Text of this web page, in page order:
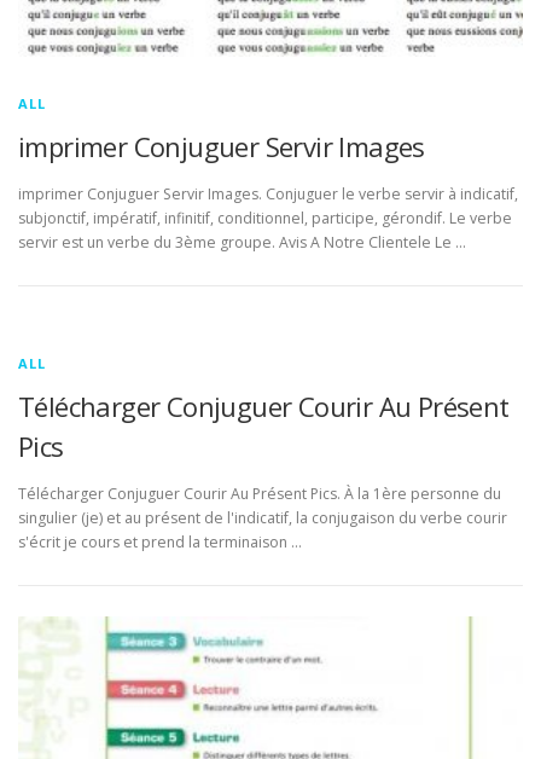
ALL
imprimer Conjuguer Servir Images
imprimer Conjuguer Servir Images. Conjuguer le verbe servir à indicatif,
subjonctif, impératif, infinitif, conditionnel, participe, gérondif. Le verbe
servir est un verbe du 3ème groupe. Avis A Notre Clientele Le …
ALL
Télécharger Conjuguer Courir Au Présent
Pics
Télécharger Conjuguer Courir Au Présent Pics. À la 1ère personne du
singulier (je) et au présent de l'indicatif, la conjugaison du verbe courir
s'écrit je cours et prend la terminaison …